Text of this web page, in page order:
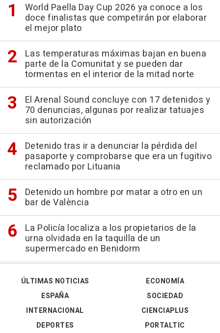
World Paella Day Cup 2026 ya conoce a los
doce finalistas que competirán por elaborar
el mejor plato
Las temperaturas máximas bajan en buena
parte de la Comunitat y se pueden dar
tormentas en el interior de la mitad norte
El Arenal Sound concluye con 17 detenidos y
70 denuncias, algunas por realizar tatuajes
sin autorización
Detenido tras ir a denunciar la pérdida del
pasaporte y comprobarse que era un fugitivo
reclamado por Lituania
Detenido un hombre por matar a otro en un
bar de València
La Policía localiza a los propietarios de la
urna olvidada en la taquilla de un
supermercado en Benidorm
ÚLTIMAS NOTICIAS
ESPAÑA
INTERNACIONAL
DEPORTES
ECONOMÍA
SOCIEDAD
CIENCIAPLUS
PORTALTIC